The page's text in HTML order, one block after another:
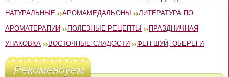
НАТУРАЛЬНЫЕ
АРОМАМЕДАЛЬОНЫ
ЛИТЕРАТУРА ПО
АРОМАТЕРАПИИ
ПОЛЕЗНЫЕ РЕЦЕПТЫ
ПРАЗДНИЧНАЯ
УПАКОВКА
ВОСТОЧНЫЕ СЛАДОСТИ ФЕН-ШУЙ, ОБЕРЕГИ
Рекомендуем